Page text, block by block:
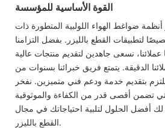
القوة الأساسية للمؤسسة
ضواغط الهواء اللولبية المتطورة ذات
لتطبيقات القطع بالليزر. بفضل التزامنا
عملائنا، نسعى جاهدين لتقديم منتجات عالية
الدقيقة. يتمتع فريق خبرائنا بسنوات من
بتقديم خدمة ودعم فني متميزين. نفخر
تضمن أقصى قدر من الكفاءة والموثوقية
لك أفضل الحلول لتلبية احتياجاتك في مجال
القطع بالليزر.